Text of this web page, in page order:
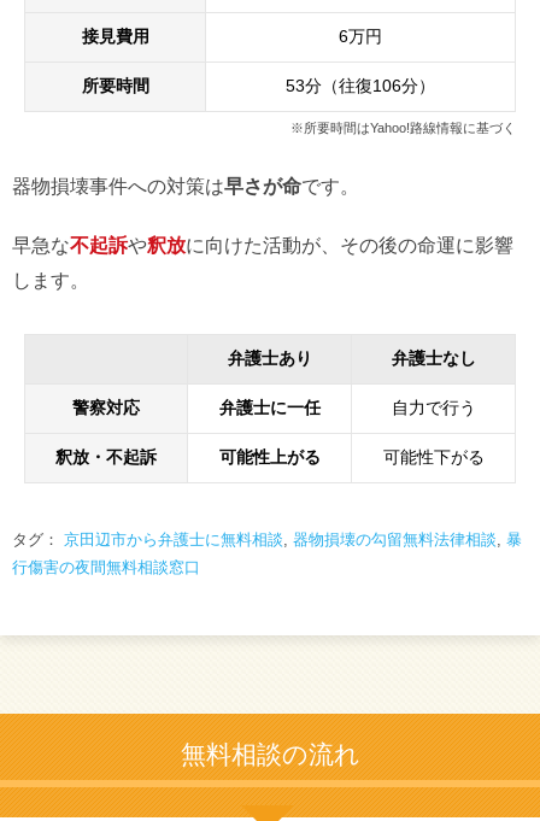
接見費用 6万円
所要時間 53分（往復106分）
※所要時間はYahoo!路線情報に基づく
器物損壊事件への対策は早さが命です。
早急な不起訴や釈放に向けた活動が、その後の命運に影響
します。
弁護士あり 弁護士なし
警察対応 弁護士に一任 自力で行う
釈放・不起訴 可能性上がる 可能性下がる
タグ： 京田辺市から弁護士に無料相談, 器物損壊の勾留無料法律相談, 暴
行傷害の夜間無料相談窓口
無料相談の流れ